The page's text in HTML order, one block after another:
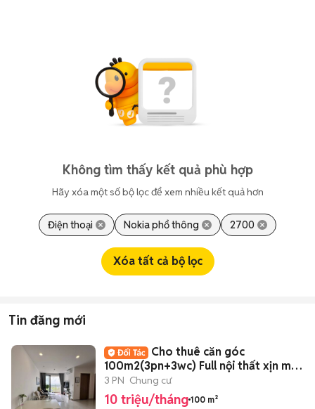
Không tìm thấy kết quả phù hợp
Hãy xóa một số bộ lọc để xem nhiều kết quả hơn
Điện thoại Nokia phổ thông 2700
Xóa tất cả bộ lọc
Tin đăng mới
Cho thuê căn góc
100m2(3pn+3wc) Full nội thất xịn mịn
đầy đủ .
3 PN Chung cư
10 triệu/tháng 100 m²